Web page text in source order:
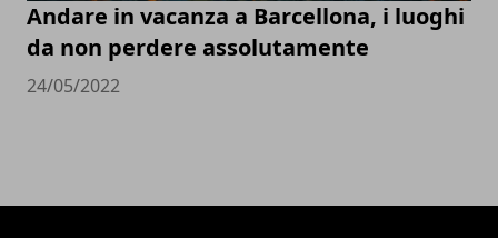
Andare in vacanza a Barcellona, i luoghi
da non perdere assolutamente
24/05/2022